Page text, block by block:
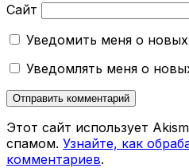
Сайт
Уведомить меня о
Уведомлять меня о
Этот сайт использует
спамом. Узнайте, как
комментариев.